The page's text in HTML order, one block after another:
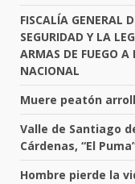
FISCALÍA GENERAL
SEGURIDAD Y LA
ARMAS DE FUEGO A
NACIONAL
Muere peatón
Valle de Santiago
Cárdenas, “El
Hombre pierde la